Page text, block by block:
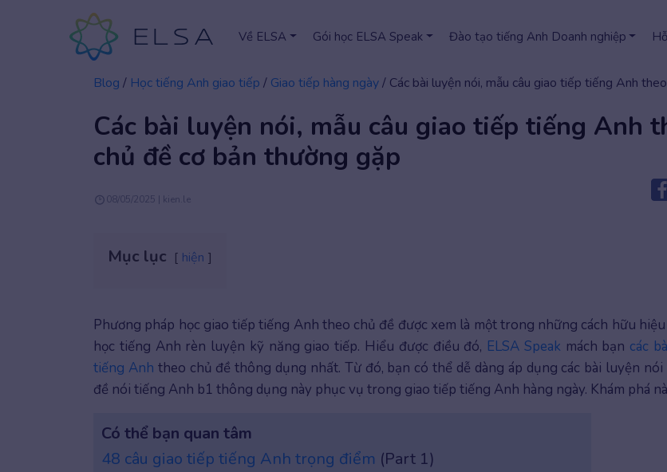
Về ELSA Gói học ELSA Speak Đào tạo tiếng Anh Doanh nghiệp
Blog / Học tiếng Anh giao tiếp / Giao tiếp hàng ngày/ Các bài luyện nói, mẫu câu giao tiếp tiếng Anh
Các bài luyện nói, mẫu câu giao tiếp tiếng Anh
chủ đề cơ bản thường gặp
08/05/2025 | kien.le
Mục lục hiện
Phương pháp học giao tiếp tiếng Anh theo chủ đề được xem là một trong những cách hữu
học tiếng Anh rèn luyện kỹ năng giao tiếp. Hiểu được điều đó, ELSA Speak mách bạn các
tiếng Anh theo chủ đề thông dụng nhất. Từ đó, bạn có thể dễ dàng áp dụng các bài luyện nói
đề nói tiếng Anh b1 thông dụng này phục vụ trong giao tiếp tiếng Anh hàng ngày. Khám phá
Có thể bạn quan tâm
48 câu giao tiếp tiếng Anh trọng điểm (Part 1)